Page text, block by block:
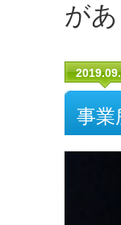
があ
事業